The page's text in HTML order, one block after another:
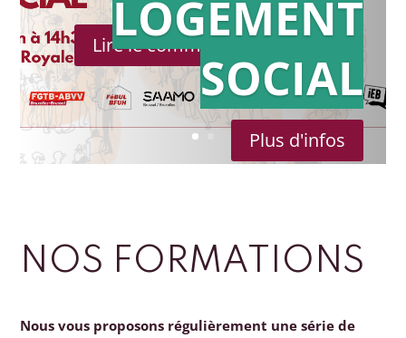
Lire le communiqué de presse
LOGEMENT
SOCIAL
Plus d'infos
NOS FORMATIONS
Nous vous proposons régulièrement une série de